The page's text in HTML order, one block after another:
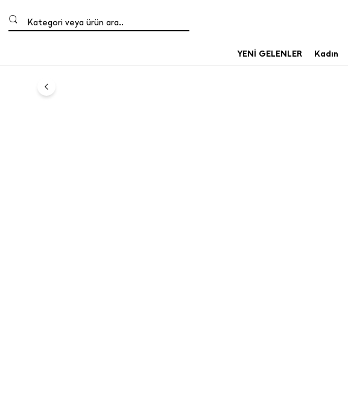
Kategori veya ürün ara..
YENİ GELENLER Kadın